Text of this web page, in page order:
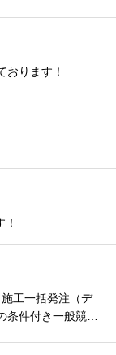
おります！
工一括発注（デ
件付き一般競争